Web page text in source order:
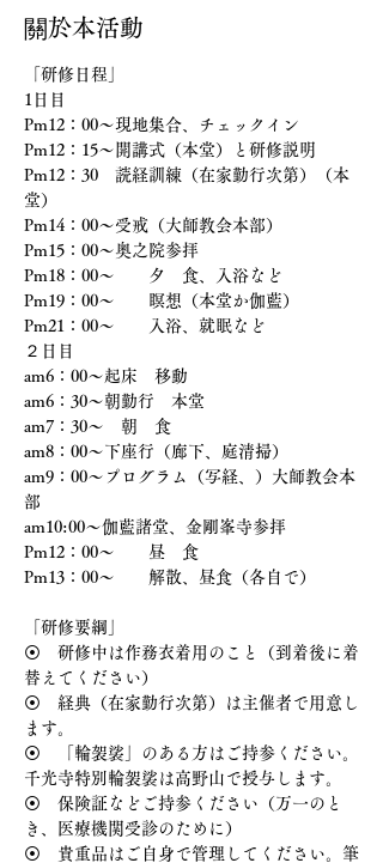
關於本活動
「研修日程」
1日目
Pm12：00～現地集合、チェックイン
Pm12：15〜開講式（本堂）と研修説明
Pm12：30　読経訓練（在家勤行次第）（本
堂）
Pm14：00～受戒（大師教会本部）
Pm15：00～奥之院参拝
Pm18：00〜　　夕　食、入浴など
Pm19：00〜　　瞑想（本堂か伽藍）
Pm21：00〜　　入浴、就眠など
２日目
am6：00〜起床　移動
am6：30〜朝勤行　本堂
am7：30〜　朝　食
am8：00〜下座行（廊下、庭清掃）
am9：00〜プログラム（写経、）大師教会本
部
am10:00～伽藍諸堂、金剛峯寺参拝
Pm12：00〜　　昼　食
Pm13：00～　　解散、昼食（各自で）
「研修要綱」
⦿　研修中は作務衣着用のこと（到着後に着
替えてください）
⦿　経典（在家勤行次第）は主催者で用意し
ます。
⦿　「輪袈裟」のある方はご持参ください。
千光寺特別輪袈裟は高野山で授与します。
⦿　保険証などご持参ください（万一のと
き、医療機関受診のために）
⦿　貴重品はご自身で管理してください。筆